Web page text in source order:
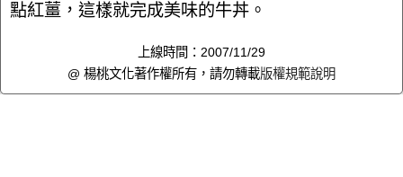
點紅薑，這樣就完成美味的牛丼。
上線時間：2007/11/29
@ 楊桃文化著作權所有，請勿轉載版權規範說明